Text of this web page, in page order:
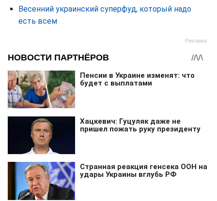
Весенний украинский суперфуд, который надо
есть всем